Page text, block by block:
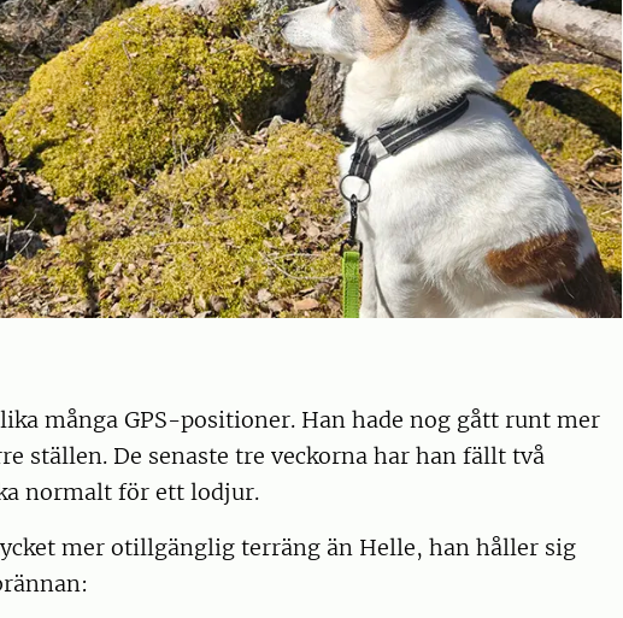
många GPS-positioner. Han hade nog gått runt mer
ställen. De senaste tre veckorna har han fällt två
normalt för ett lodjur.
mer otillgänglig terräng än Helle, han håller sig